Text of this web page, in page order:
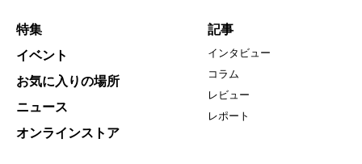
特集
イベント
お気に入りの場所
ニュース
オンラインストア
記事
インタビュー
コラム
レビュー
レポート